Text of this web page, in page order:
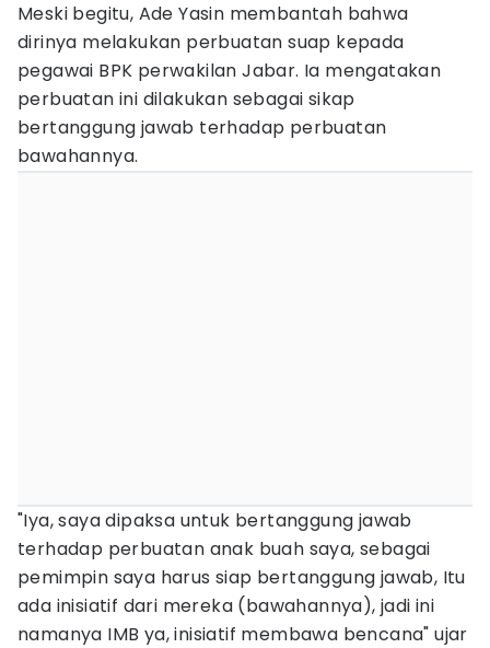
Meski begitu, Ade Yasin membantah bahwa
dirinya melakukan perbuatan suap kepada
pegawai BPK perwakilan Jabar. Ia mengatakan
perbuatan ini dilakukan sebagai sikap
bertanggung jawab terhadap perbuatan
bawahannya.
"Iya, saya dipaksa untuk bertanggung jawab
terhadap perbuatan anak buah saya, sebagai
pemimpin saya harus siap bertanggung jawab, Itu
ada inisiatif dari mereka (bawahannya), jadi ini
namanya IMB ya, inisiatif membawa bencana" ujar